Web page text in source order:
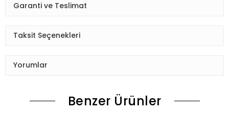
Garanti ve Teslimat
Taksit Seçenekleri
Yorumlar
Benzer Ürünler